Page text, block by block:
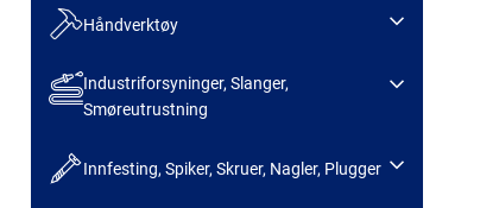
Håndverktøy
Industriforsyninger, Slanger,
Smøreutrustning
Innfesting, Spiker, Skruer, Nagler, Plugger